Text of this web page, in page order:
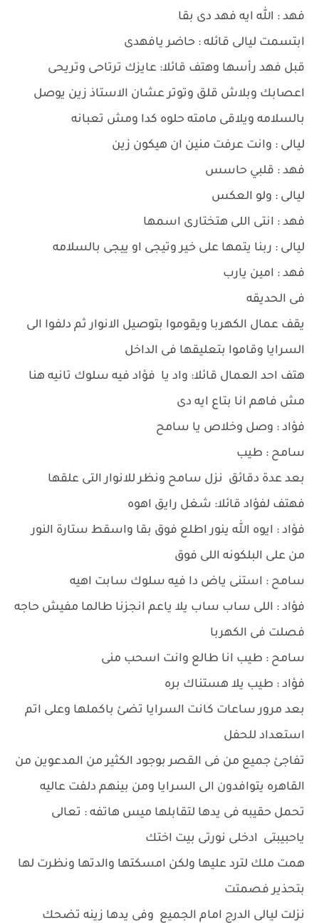
فهد : الله ايه فهد دى بقا
ابتسمت ليالى قائله : حاضر يافهدى
قبل فهد رأسها وهتف قائلا: عايزك ترتاحى وتريحى
اعصابك وبلاش قلق وتوتر عشان الاستاذ زين يوصل
بالسلامه ويلاقى مامته حلوه كدا ومش تعبانه
ليالى : وانت عرفت منين ان هيكون زين
فهد : قلبي حاسس
ليالى : ولو العكس
فهد : انتى اللى هتختارى اسمها
ليالى : ربنا يتمها على خير وتيجى او ييجى بالسلامه
فهد : امين يارب
فى الحديقه
يقف عمال الكهربا ويقوموا بتوصيل الانوار ثم دلفوا الى
السرايا وقاموا بتعليقها فى الداخل
هتف احد العمال قائلا: واد يا فؤاد فيه سلوك تانيه هنا
مش فاهم انا بتاع ايه دى
فؤاد : وصل وخلاص يا سامح
سامح : طيب
بعد عدة دقائق نزل سامح ونظر للانوار التى علقها
فهتف لفؤاد قائلا: شغل رايق اهوه
فؤاد : ايوه الله ينور اطلع فوق بقا واسقط ستارة النور
من على البلكونه اللى فوق
سامح : استنى ياض دا فيه سلوك سابت اهيه
فؤاد : اللى ساب ساب يلا ياعم انجزنا طالما مفيش حاجه
فصلت فى الكهربا
سامح : طيب انا طالع وانت اسحب منى
فؤاد : طيب يلا هستناك بره
بعد مرور ساعات كانت السرايا تضئ باكملها وعلى اتم
استعداد للحفل
تفاجئ جميع من فى القصر بوجود الكثير من المدعوين من
القاهره يتوافدون الى السرايا ومن بينهم دلفت عاليه
تحمل حقيبه فى يدها لتقابلها ميس هاتفه : تعالى
ياحبيبتى ادخلى نورتى بيت اختك
همت ملك لترد عليها ولكن امسكتها والدتها ونظرت لها
بتحذير فصمتت
نزلت ليالى الدرج امام الجميع وفى يدها زينه تضحك